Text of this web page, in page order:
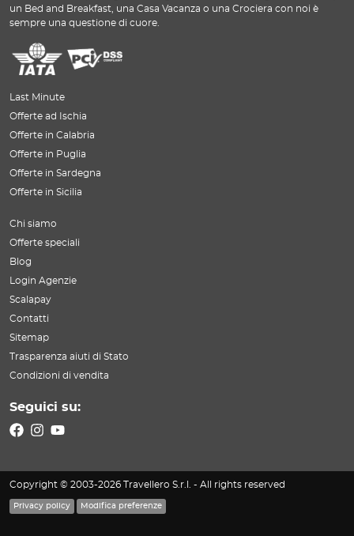
un Bed and Breakfast, una Casa Vacanza o una Crociera con noi è
sempre una questione di cuore.
Last Minute
Offerte ad Ischia
Offerte in Calabria
Offerte in Puglia
Offerte in Sardegna
Offerte in Sicilia
Chi siamo
Offerte speciali
Blog
Login Agenzie
Scalapay
Contatti
Sitemap
Trasparenza aiuti di Stato
Condizioni di vendita
Seguici su:
Copyright © 2003-2026 Travellero S.r.l. - All rights reserved
Privacy policy Modifica preferenze